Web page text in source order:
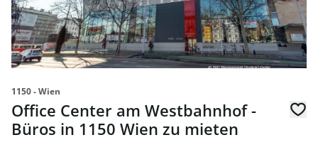
1150 - Wien
Office Center am Westbahnhof -
Büros in 1150 Wien zu mieten